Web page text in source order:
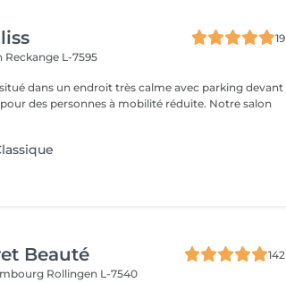
19
Reckange L-7595
situé dans un endroit très calme avec parking devant
des personnes à mobilité réduite. Notre salon
Beauté
142
Rollingen L-7540